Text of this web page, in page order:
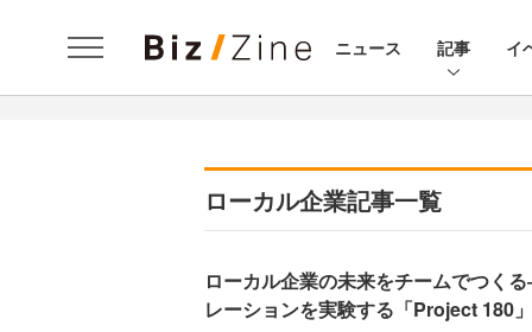
ニュース 記事 イ
ローカル企業記事一覧
ローカル企業の未来をチームでつく
レーションを実験する「Project 180」